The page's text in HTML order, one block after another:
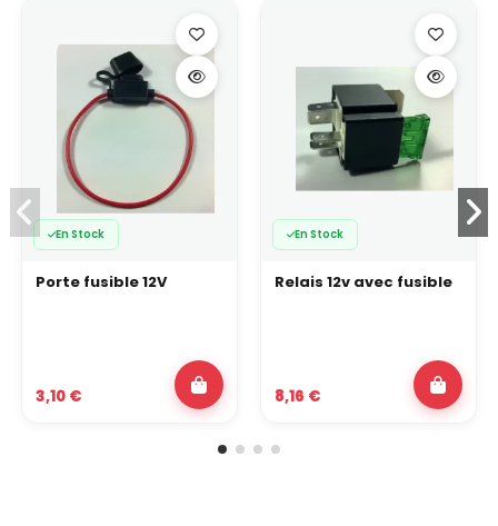
En Stock
Porte fusible 12V
3,10 €
En Stock
Relais 12v avec fusible
8,16 €